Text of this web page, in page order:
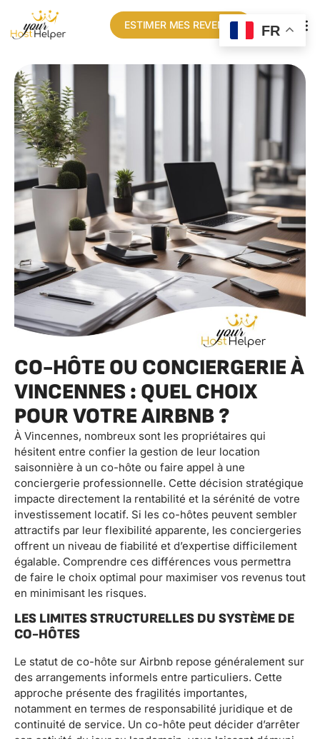
ESTIMER MES REVENUS
CO-HÔTE OU CONCIERGERIE À
VINCENNES : QUEL CHOIX
POUR VOTRE AIRBNB ?
À Vincennes, nombreux sont les propriétaires qui
hésitent entre confier la gestion de leur location
saisonnière à un co-hôte ou faire appel à une
conciergerie professionnelle. Cette décision stratégique
impacte directement la rentabilité et la sérénité de votre
investissement locatif. Si les co-hôtes peuvent sembler
attractifs par leur flexibilité apparente, les conciergeries
offrent un niveau de fiabilité et d’expertise difficilement
égalable. Comprendre ces différences vous permettra
de faire le choix optimal pour maximiser vos revenus tout
en minimisant les risques.
LES LIMITES STRUCTURELLES DU SYSTÈME DE
CO-HÔTES
Le statut de co-hôte sur Airbnb repose généralement sur
des arrangements informels entre particuliers. Cette
approche présente des fragilités importantes,
notamment en termes de responsabilité juridique et de
continuité de service. Un co-hôte peut décider d’arrêter
FR